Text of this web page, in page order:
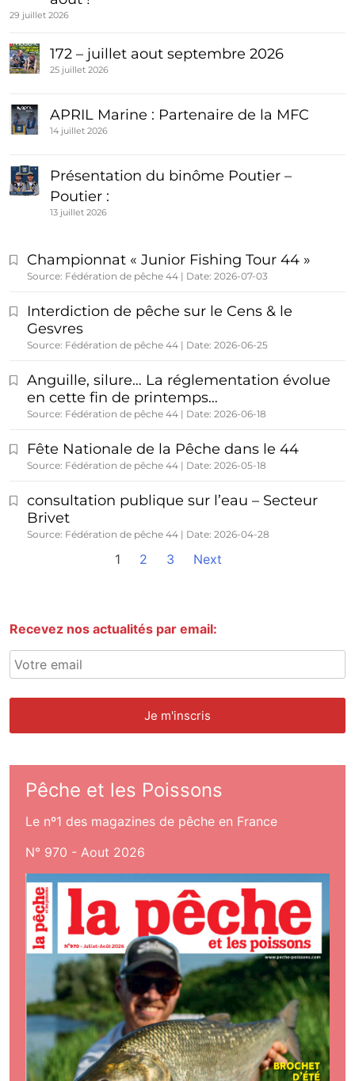
29 juillet 2026
172 – juillet aout septembre 2026
25 juillet 2026
APRIL Marine : Partenaire de la MFC
14 juillet 2026
Présentation du binôme Poutier –
Poutier :
13 juillet 2026
Championnat « Junior Fishing Tour 44 »
Source: Fédération de pêche 44 Date: 2026-07-03
Interdiction de pêche sur le Cens & le
Gesvres
Source: Fédération de pêche 44 Date: 2026-06-25
Anguille, silure… La réglementation évolue
en cette fin de printemps…
Source: Fédération de pêche 44 Date: 2026-06-18
Fête Nationale de la Pêche dans le 44
Source: Fédération de pêche 44 Date: 2026-05-18
consultation publique sur l’eau – Secteur
Brivet
Source: Fédération de pêche 44 Date: 2026-04-28
1 2 3 Next
Recevez nos actualités par email:
Pêche et les Poissons
Le nº1 des magazines de pêche en France
N° 970 - Aout 2026